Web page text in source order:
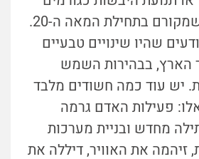
לשינויי האקלים שמקורם בתחילת המאה ה-20.
שהיו שינויים טבעיים
הארץ, בבהירות השמש
יש עוד כמה חשודים מלבד
פעילות האדם גרמה
מחדש ובניית מערכות
זיהמה את האוויר, דיללה את